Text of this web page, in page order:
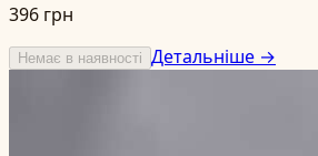
396 грн
Немає в наявності Детальніше →